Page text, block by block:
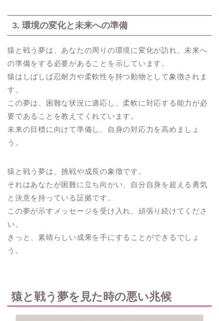
3. 環境の変化と未来への準備
猿と戦う夢は、あなたの周りの環境に変化が訪れ、未来へ
の準備をする必要があることを示しています。
猿はしばしば忍耐力や柔軟性を持つ動物として象徴されま
す。
この夢は、困難な状況に適応し、柔軟に対応する能力が必
要であることを教えてくれています。
未来の目標に向けて準備し、自身の対応力を高めましょ
う。
猿と戦う夢は、挑戦や成長の象徴です。
それはあなたが困難に立ち向かい、自分自身を超える勇気
と決意を持っている証拠です。
この夢が示すメッセージを受け入れ、頑張り続けてくださ
い。
きっと、素晴らしい成果を手にすることができるでしょ
う。
猿と戦う夢を見た時の悪い兆候